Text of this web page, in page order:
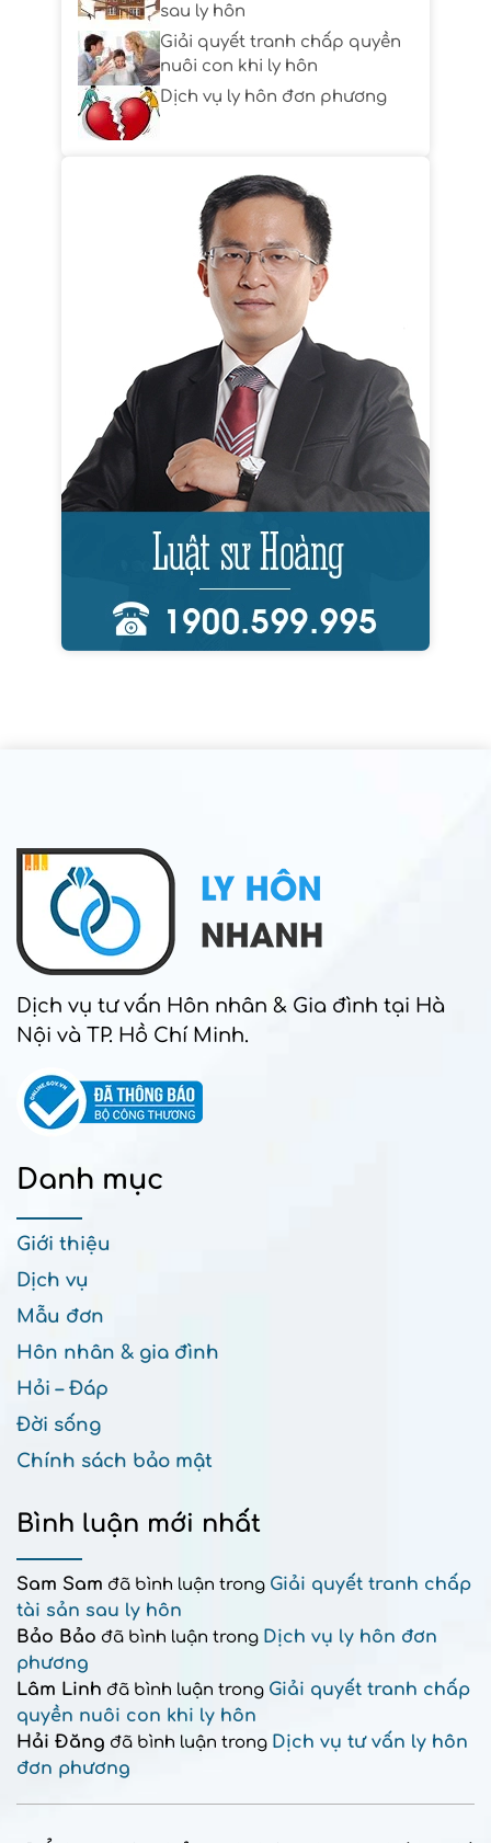
sau ly hôn
Giải quyết tranh chấp quyền
nuôi con khi ly hôn
Dịch vụ ly hôn đơn phương
Dịch vụ tư vấn Hôn nhân & Gia đình tại Hà
Nội và TP. Hồ Chí Minh.
Danh mục
Giới thiệu
Dịch vụ
Mẫu đơn
Hôn nhân & gia đình
Hỏi – Đáp
Đời sống
Chính sách bảo mật
Bình luận mới nhất
Sam Sam đã bình luận trong Giải quyết tranh chấp
tài sản sau ly hôn
Bảo Bảo đã bình luận trong Dịch vụ ly hôn đơn
phương
Lâm Linh đã bình luận trong Giải quyết tranh chấp
quyền nuôi con khi ly hôn
Hải Đăng đã bình luận trong Dịch vụ tư vấn ly hôn
đơn phương